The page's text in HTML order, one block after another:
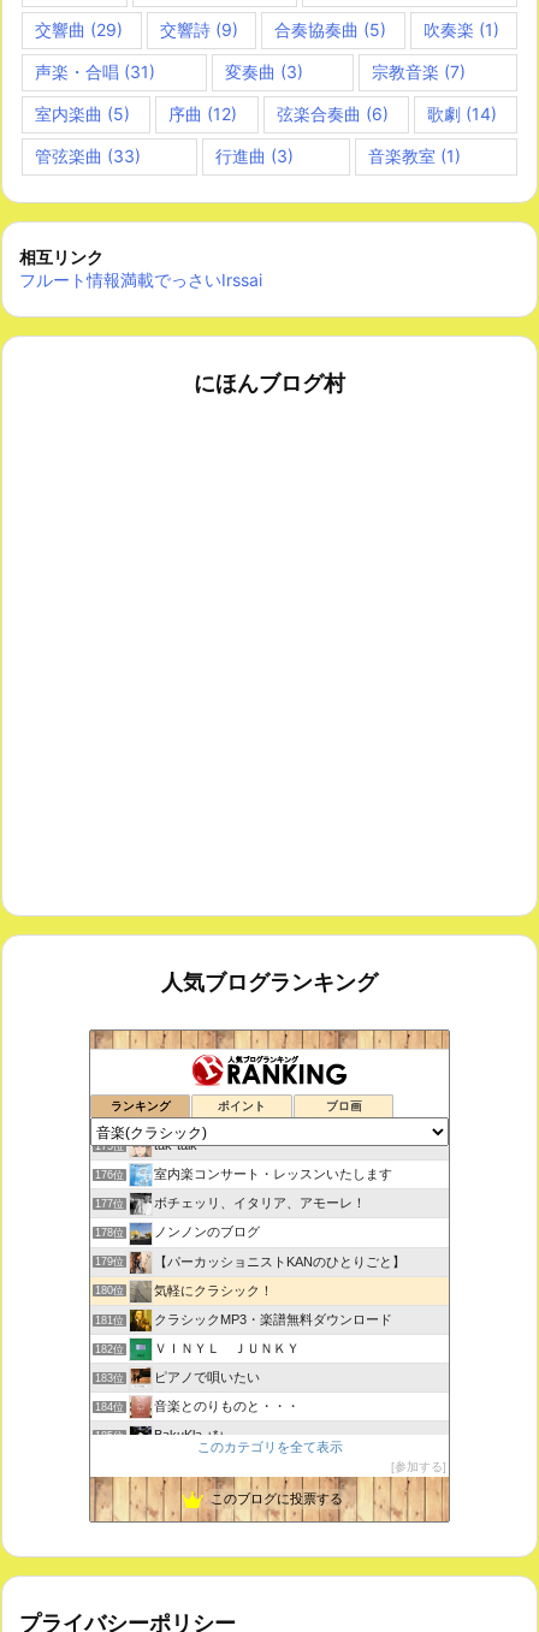
交響曲 (29) 交響詩(9) 合奏協奏曲 (5) 吹奏楽 (1)
声楽・合唱 (31) 変奏曲 (3) 宗教音楽 (7)
室内楽曲 (5) 序曲 (12) 弦楽合奏曲 (6) 歌劇(14)
管弦楽曲 (33) 行進曲 (3) 音楽教室 (1)
相互リンク
フルート情報満載でっさいIrssai
にほんブログ村
人気ブログランキング
ランキング ポイント ブロ画
鑑賞空間・忘れられない作品
174位 思えば遠くへ来たもんだ
175位 tak-talk
176位 室内楽コンサート・レッスンいたします
177位 ボチェッリ、イタリア、アモーレ！
178位 ノンノンのブログ
179位 【パーカッショニストKANのひとりごと】
180位 気軽にクラシック！
181位 クラシックMP3・楽譜無料ダウンロード
182位 ＶＩＮＹＬ ＪＵＮＫＹ
183位 ピアノで唄いたい
184位 音楽とのりものと・・・
185位 BakuKla +*+
187位 ときどき書きます♪
このカテゴリを全て表示
参加する
このブログに投票する
プライバシーポリシー